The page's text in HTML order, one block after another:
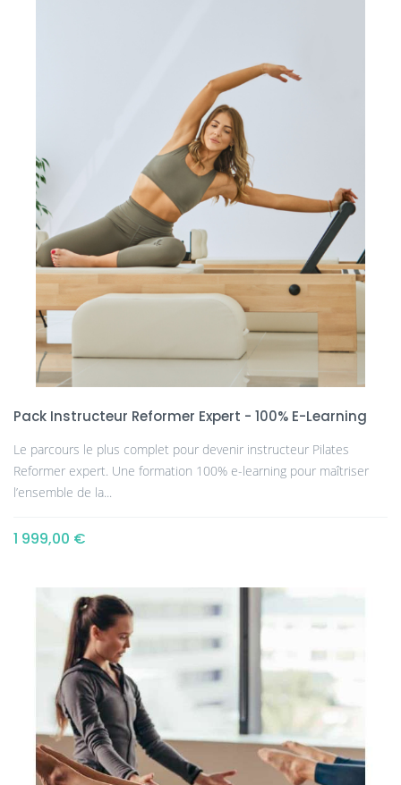
Pack Instructeur Reformer Expert - 100% E-Learning
Le parcours le plus complet pour devenir instructeur Pilates
Reformer expert. Une formation 100% e-learning pour maîtriser
l’ensemble de la...
1 999,00 €